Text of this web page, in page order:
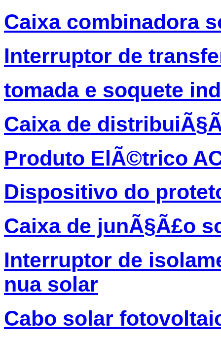
Caixa combinadora
Interruptor de
tomada e soquete
Caixa de
Produto ElÃ©trico
Dispositivo do
Caixa de junÃ§Ã£o
Interruptor de
nua solar
Cabo solar